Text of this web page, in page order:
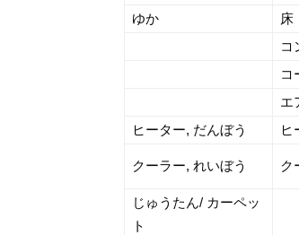
ゆか
床
コ
コ
エ
ヒーター, だんぼう
ヒ
クーラー, れいぼう ク
じゅうたん/ カーペッ
ト